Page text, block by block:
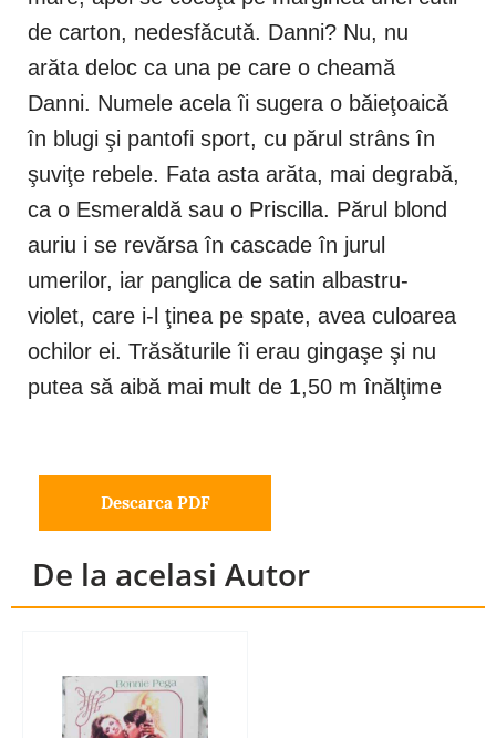
de carton, nedesfăcută. Danni? Nu, nu
arăta deloc ca una pe care o cheamă
Danni. Numele acela îi sugera o băieţoaică
în blugi şi pantofi sport, cu părul strâns în
şuviţe rebele. Fata asta arăta, mai degrabă,
ca o Esmeraldă sau o Priscilla. Părul blond
auriu i se revărsa în cascade în jurul
umerilor, iar panglica de satin albastru-
violet, care i-l ţinea pe spate, avea culoarea
ochilor ei. Trăsăturile îi erau gingaşe şi nu
putea să aibă mai mult de 1,50 m înălţime
Descarca PDF
De la acelasi Autor